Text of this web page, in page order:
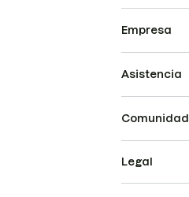
Empresa
Asistencia
Comunidad
Legal